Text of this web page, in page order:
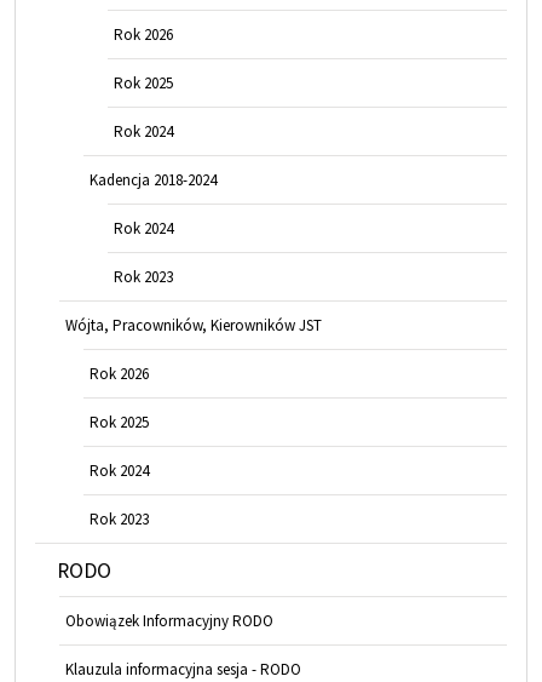
Rok 2026
Rok 2025
Rok 2024
Kadencja 2018-2024
Rok 2024
Rok 2023
Wójta, Pracowników, Kierowników JST
Rok 2026
Rok 2025
Rok 2024
Rok 2023
RODO
Obowiązek Informacyjny RODO
Klauzula informacyjna sesja - RODO